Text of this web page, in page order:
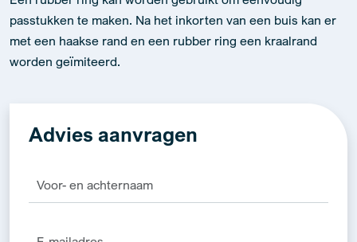
passtukken te maken. Na het inkorten van een buis kan er
met een haakse rand en een rubber ring een kraalrand
worden geïmiteerd.
Advies aanvragen